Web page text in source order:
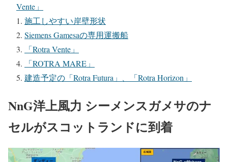
Vente」
施工しやすい岸壁形状
Siemens Gamesaの専用運搬船
「Rotra Vente」
「ROTRA MARE」
建造予定の「Rotra Futura」、「Rotra Horizon」
NnG洋上風力 シーメンスガメサのナ
セルがスコットランドに到着